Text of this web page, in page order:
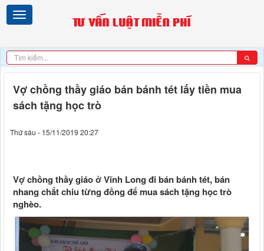
Vợ chồng thầy giáo bán bánh tét lấy tiền mua
sách tặng học trò
Thứ sáu - 15/11/2019 20:27
Vợ chồng thầy giáo ở Vĩnh Long đi bán bánh tét, bán
nhang chắt chiu từng đồng để mua sách tặng học trò
nghèo.